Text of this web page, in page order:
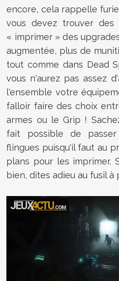
encore, cela rappelle
vous devez trouver des
« imprimer » des
augmentée, plus de
tout comme dans Dead
vous n'aurez pas assez
l'ensemble votre
falloir faire des choix
armes ou le Grip !
fait possible de
flingues puisqu'il faut au
plans pour les imprimer.
bien, dites adieu au fusil à